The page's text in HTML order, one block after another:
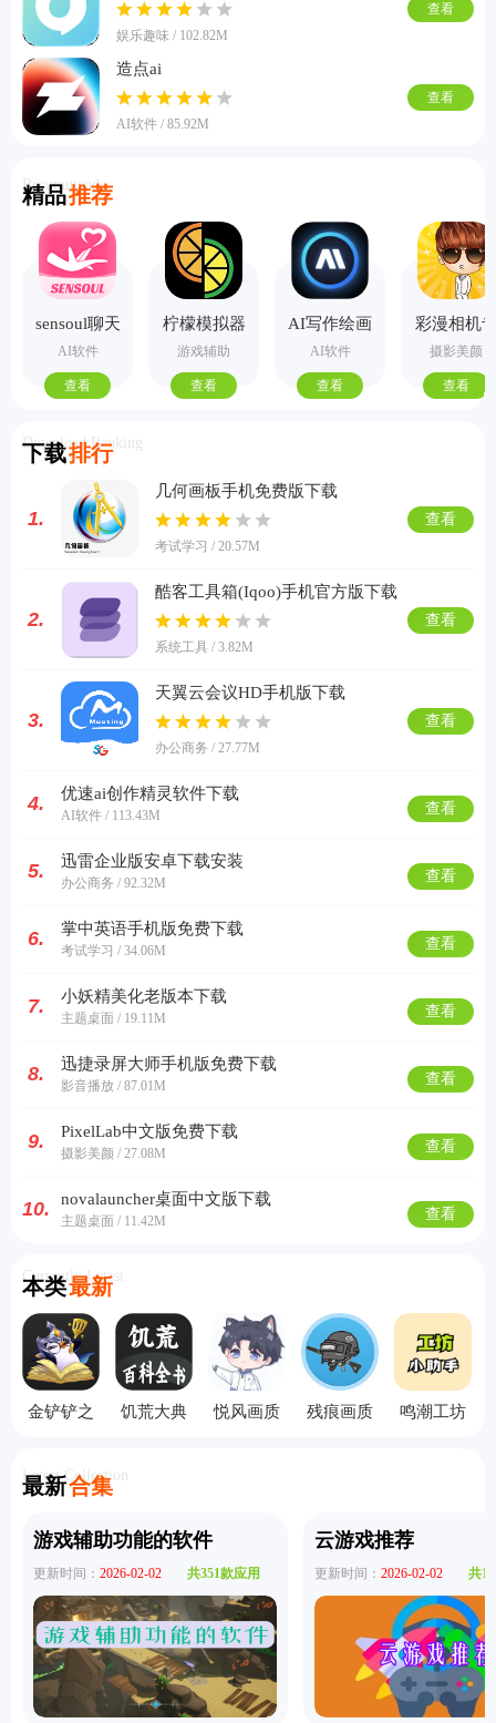
娱乐趣味 / 102.82M
查看
造点ai
AI软件 / 85.92M
查看
精品推荐
Recommend
sensoul聊天
AI软件
查看
柠檬模拟器
手机版
游戏辅助
查看
AI写作绘画
视频PPT助
手
AI软件
查看
彩漫相机
业版
摄影美颜
查看
下载排行
Download Ranking
1.
几何画板手机免费版下载
考试学习 / 20.57M
查看
2.
酷客工具箱(Iqoo)手机官方版下载
系统工具 / 3.82M
查看
3.
天翼云会议HD手机版下载
办公商务 / 27.77M
查看
4. 优速ai创作精灵软件下载
AI软件 / 113.43M 查看
5. 迅雷企业版安卓下载安装
办公商务 / 92.32M 查看
6. 掌中英语手机版免费下载
考试学习 / 34.06M 查看
7. 小妖精美化老版本下载
主题桌面 / 19.11M 查看
8. 迅捷录屏大师手机版免费下载
影音播放 / 87.01M 查看
9. PixelLab中文版免费下载
摄影美颜 / 27.08M 查看
10. novalauncher桌面中文版下载
主题桌面 / 11.42M 查看
本类最新
Currently Latest
金铲铲之
饥荒大典
悦风画质
残痕画质
鸣潮工坊
最新合集
Latest Collection
游戏辅助功能的软件
更新时间： 2026-02-02 共351款应用
云游戏推荐
更新时间： 2026-02-02 共